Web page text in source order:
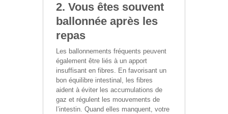
2. Vous êtes souvent
ballonnée après les
repas
Les ballonnements fréquents peuvent
également être liés à un apport
insuffisant en fibres. En favorisant un
bon équilibre intestinal, les fibres
aident à éviter les accumulations de
gaz et régulent les mouvements de
l’intestin. Quand elles manquent, votre